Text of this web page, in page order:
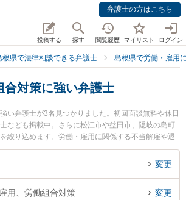
弁護士の方はこちら
投稿する 探す 閲覧履歴 マイリスト ログイン
根県で法律相談できる弁護士 島根県で労働・雇用
合対策に強い弁護士
い弁護士が3名見つかりました。初回面談無料や休日
なども掲載中。さらに松江市や益田市、隠岐の島町
絞り込めます。労働・雇用に関係する不当解雇や退
な分野での絞り込み検索もでき便利です。特に長坂
士やなかがわ法律事務所の中川 修一弁護士、隠岐ひま
相談したい』『労働組合対策のトラブル解決の実績
変更
用、労働組合対策 変更